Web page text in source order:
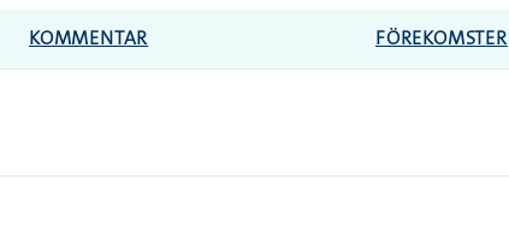
KOMMENTAR FÖREKOMSTER